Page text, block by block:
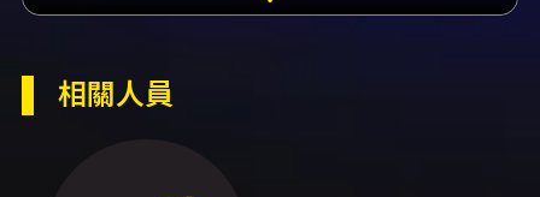
格迥異的喜劇演員，演出以即席現場表演為主，
內容為全新段子，僅於現場呈現。 節目時間與地
相關人員